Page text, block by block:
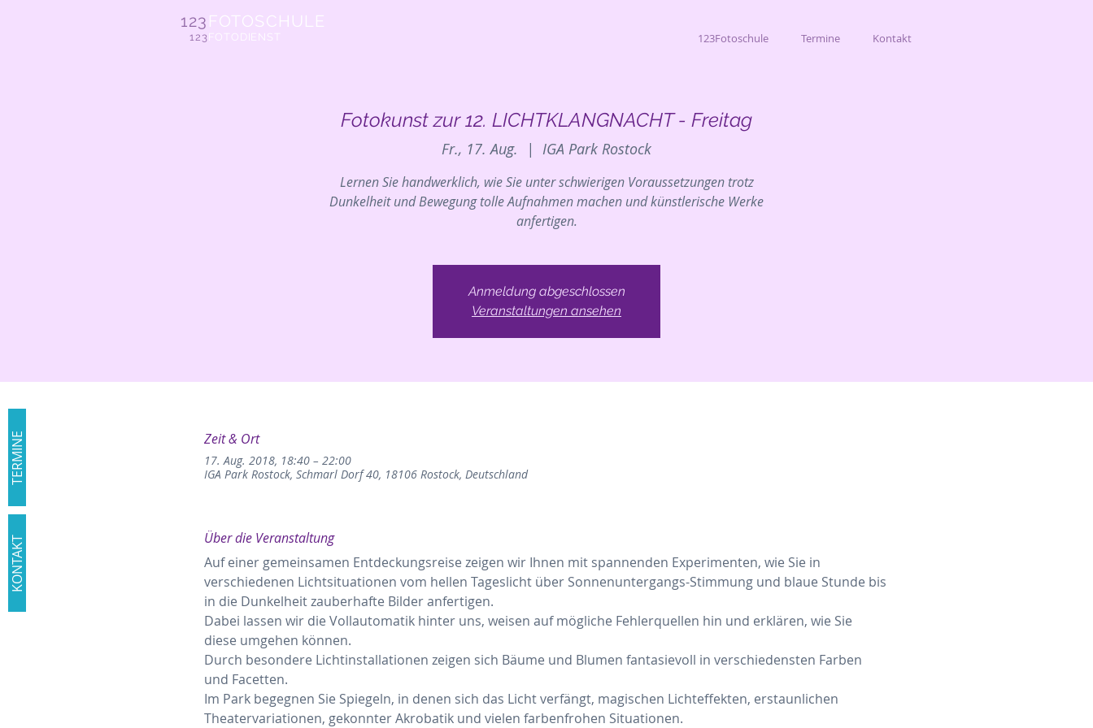
123Fotoschule Termine Kontakt
123 FOTOSCHULE
123 FOTODIENST
TERMINE
KONTAKT
Fotokunst zur 12. LICHTKLANGNACHT - Freitag
Fr., 17. Aug.
  |
IGA Park Rostock
Lernen Sie handwerklich, wie Sie unter schwierigen Voraussetzungen trotz
Dunkelheit und Bewegung tolle Aufnahmen machen und künstlerische Werke
anfertigen.
Anmeldung abgeschlossen
Veranstaltungen ansehen
Zeit & Ort
17. Aug. 2018, 18:40 – 22:00
IGA Park Rostock, Schmarl Dorf 40, 18106 Rostock, Deutschland
Über die Veranstaltung
Auf einer gemeinsamen Entdeckungsreise zeigen wir Ihnen mit spannenden Experimenten, wie Sie in
verschiedenen Lichtsituationen vom hellen Tageslicht über Sonnenuntergangs-Stimmung und blaue Stunde bis
in die Dunkelheit zauberhafte Bilder anfertigen.
Dabei lassen wir die Vollautomatik hinter uns, weisen auf mögliche Fehlerquellen hin und erklären, wie Sie
diese umgehen können.
Durch besondere Lichtinstallationen zeigen sich Bäume und Blumen fantasievoll in verschiedensten Farben
und Facetten.
Im Park begegnen Sie Spiegeln, in denen sich das Licht verfängt, magischen Lichteffekten, erstaunlichen
Theatervariationen, gekonnter Akrobatik und vielen farbenfrohen Situationen.